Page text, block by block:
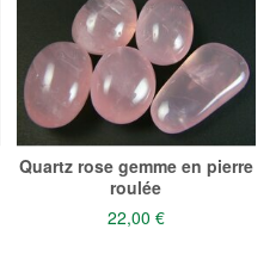
Quartz rose gemme en pierre
roulée
22,00 €